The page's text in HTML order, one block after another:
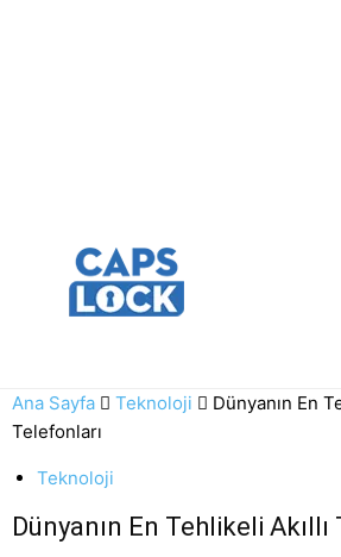
Ana Sayfa Teknoloji
Dünyanın En
Telefonları
Teknoloji
Dünyanın En Tehlikeli